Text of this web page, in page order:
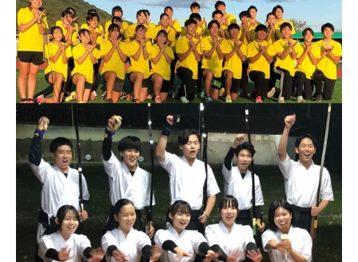
受験生の方へ
在校生・保護者の方へ
卒業生の方へ
ご支援のお願い